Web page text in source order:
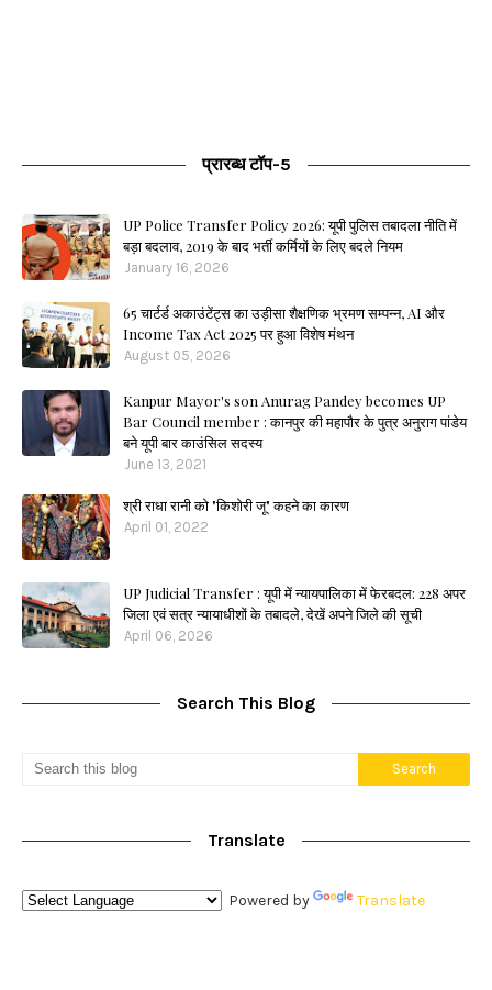
प्रारब्ध टॉप-5
UP Police Transfer Policy 2026: यूपी पुलिस तबादला नीति में
बड़ा बदलाव, 2019 के बाद भर्ती कर्मियों के लिए बदले नियम
January 16, 2026
65 चार्टर्ड अकाउंटेंट्स का उड़ीसा शैक्षणिक भ्रमण सम्पन्न, AI और
Income Tax Act 2025 पर हुआ विशेष मंथन
August 05, 2026
Kanpur Mayor's son Anurag Pandey becomes UP
Bar Council member : कानपुर की महापौर के पुत्र अनुराग पांडेय
बने यूपी बार काउंसिल सदस्य
June 13, 2021
श्री राधा रानी को "किशोरी जू" कहने का कारण
April 01, 2022
UP Judicial Transfer : यूपी में न्यायपालिका में फेरबदल: 228 अपर
जिला एवं सत्र न्यायाधीशों के तबादले, देखें अपने जिले की सूची
April 06, 2026
Search This Blog
Translate
Powered by Translate